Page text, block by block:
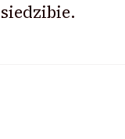
siedzibie.